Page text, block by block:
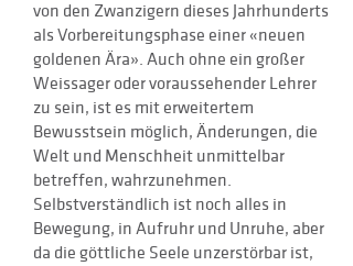
von den Zwanzigern dieses Jahrhunderts
als Vorbereitungsphase einer «neuen
goldenen Ära». Auch ohne ein großer
Weissager oder voraussehender Lehrer
zu sein, ist es mit erweitertem
Bewusstsein möglich, Änderungen, die
Welt und Menschheit unmittelbar
betreffen, wahrzunehmen.
Selbstverständlich ist noch alles in
Bewegung, in Aufruhr und Unruhe, aber
da die göttliche Seele unzerstörbar ist,